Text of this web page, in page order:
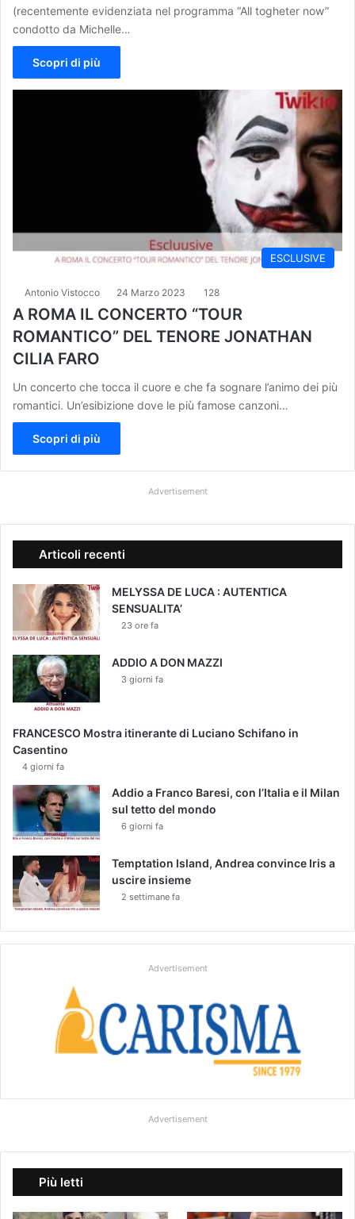
(recentemente evidenziata nel programma “All togheter now”
condotto da Michelle…
Scopri di più
ESCLUSIVE
Antonio Vistocco 24 Marzo 2023 128
A ROMA IL CONCERTO “TOUR
ROMANTICO” DEL TENORE JONATHAN
CILIA FARO
Un concerto che tocca il cuore e che fa sognare l’animo dei più
romantici. Un’esibizione dove le più famose canzoni…
Scopri di più
Advertisement
Articoli recenti
MELYSSA DE LUCA : AUTENTICA
SENSUALITA’
23 ore fa
ADDIO A DON MAZZI
3 giorni fa
FRANCESCO Mostra itinerante di Luciano Schifano in
Casentino
4 giorni fa
Addio a Franco Baresi, con l’Italia e il Milan
sul tetto del mondo
6 giorni fa
Temptation Island, Andrea convince Iris a
uscire insieme
2 settimane fa
Advertisement
Advertisement
Più letti